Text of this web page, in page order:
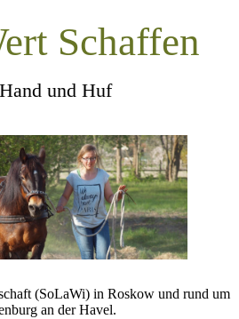
Schaffen
und Huf
(SoLaWi) in Roskow und rund um
an der Havel.